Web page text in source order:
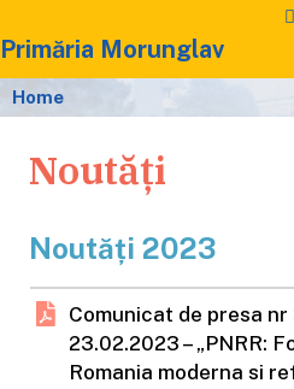
Primăria Morunglav
Home
Noutăți
Noutăți 2023
Comunicat de presa nr
23.02.2023 – „PNRR:
Romania moderna si